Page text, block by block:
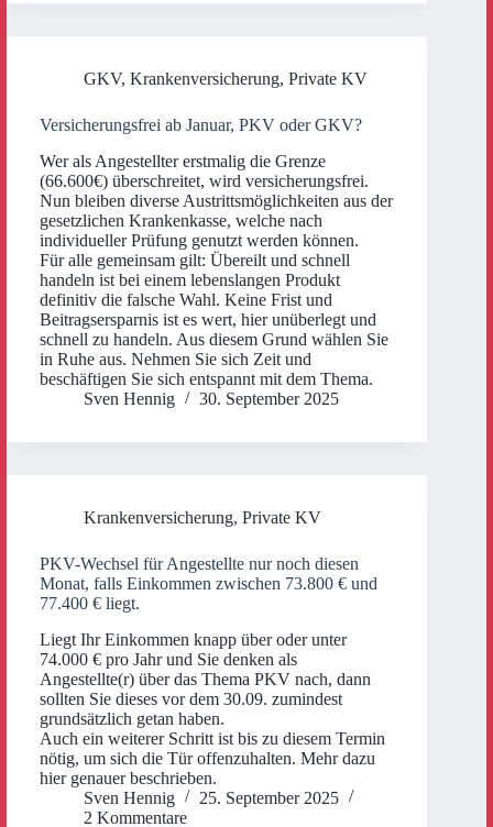
GKV, Krankenversicherung, Private KV
Versicherungsfrei ab Januar, PKV oder GKV?
Wer als Angestellter erstmalig die Grenze
(66.600€) überschreitet, wird versicherungsfrei.
Nun bleiben diverse Austrittsmöglichkeiten aus der
gesetzlichen Krankenkasse, welche nach
individueller Prüfung genutzt werden können.
Für alle gemeinsam gilt: Übereilt und schnell
handeln ist bei einem lebenslangen Produkt
definitiv die falsche Wahl. Keine Frist und
Beitragsersparnis ist es wert, hier unüberlegt und
schnell zu handeln. Aus diesem Grund wählen Sie
in Ruhe aus. Nehmen Sie sich Zeit und
beschäftigen Sie sich entspannt mit dem Thema.
Sven Hennig
30. September 2025
Krankenversicherung, Private KV
PKV-Wechsel für Angestellte nur noch diesen
Monat, falls Einkommen zwischen 73.800 € und
77.400 € liegt.
Liegt Ihr Einkommen knapp über oder unter
74.000 € pro Jahr und Sie denken als
Angestellte(r) über das Thema PKV nach, dann
sollten Sie dieses vor dem 30.09. zumindest
grundsätzlich getan haben.
Auch ein weiterer Schritt ist bis zu diesem Termin
nötig, um sich die Tür offenzuhalten. Mehr dazu
hier genauer beschrieben.
Sven Hennig
25. September 2025
2 Kommentare